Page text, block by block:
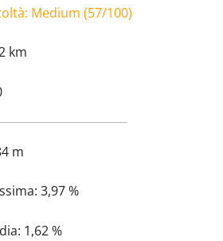
Medium (57/100)
km
m
3,97 %
1,62 %